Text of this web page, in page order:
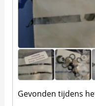
Gevonden tijdens